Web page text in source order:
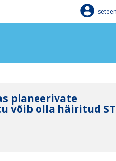
planeerivate
võib olla häiritud